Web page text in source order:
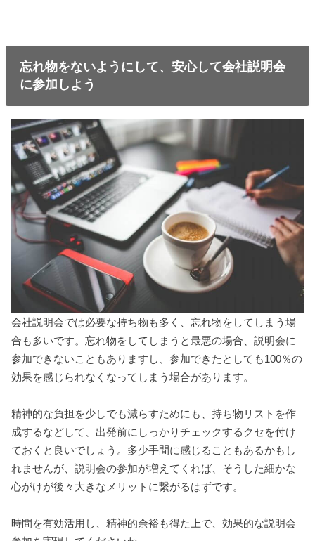
忘れ物をないようにして、安心して会社説明会
に参加しよう
会社説明会では必要な持ち物も多く、忘れ物をしてしまう場
合も多いです。忘れ物をしてしまうと最悪の場合、説明会に
参加できないこともありますし、参加できたとしても100％の
効果を感じられなくなってしまう場合があります。
精神的な負担を少しでも減らすためにも、持ち物リストを作
成するなどして、出発前にしっかりチェックするクセを付け
ておくと良いでしょう。多少手間に感じることもあるかもし
れませんが、説明会の参加が増えてくれば、そうした細かな
心がけが後々大きなメリットに繋がるはずです。
時間を有効活用し、精神的余裕も得た上で、効果的な説明会